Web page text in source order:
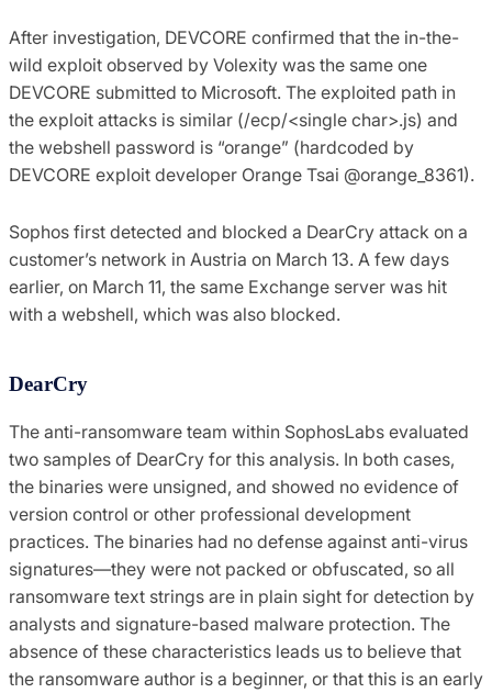
After investigation, DEVCORE confirmed that the in-the-
wild exploit observed by Volexity was the same one
DEVCORE submitted to Microsoft. The exploited path in
the exploit attacks is similar (/ecp/<single char>.js) and
the webshell password is “orange” (hardcoded by
DEVCORE exploit developer Orange Tsai @orange_8361).
Sophos first detected and blocked a DearCry attack on a
customer’s network in Austria on March 13. A few days
earlier, on March 11, the same Exchange server was hit
with a webshell, which was also blocked.
DearCry
The anti-ransomware team within SophosLabs evaluated
two samples of DearCry for this analysis. In both cases,
the binaries were unsigned, and showed no evidence of
version control or other professional development
practices. The binaries had no defense against anti-virus
signatures—they were not packed or obfuscated, so all
ransomware text strings are in plain sight for detection by
analysts and signature-based malware protection. The
absence of these characteristics leads us to believe that
the ransomware author is a beginner, or that this is an early